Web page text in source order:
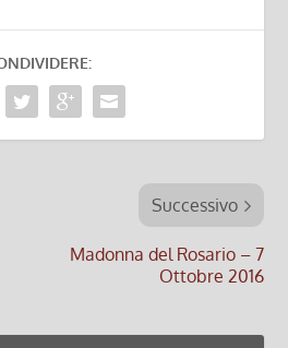
Successivo
Madonna del Rosario – 7
Ottobre 2016